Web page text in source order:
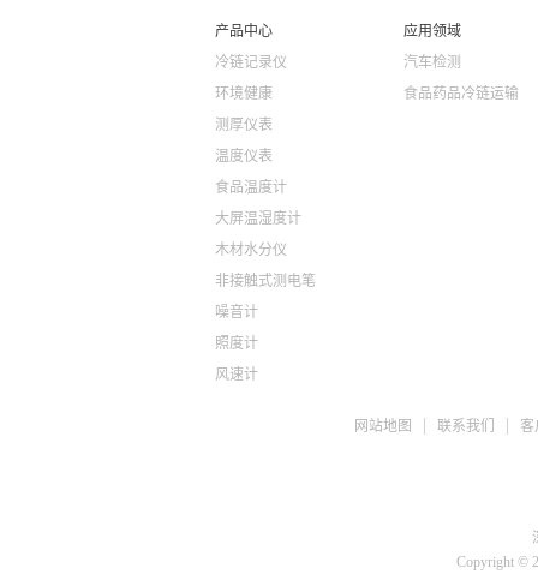
产品中心
冷链记录仪
环境健康
测厚仪表
温度仪表
食品温度计
大屏温湿度计
木材水分仪
非接触式测电笔
噪音计
照度计
风速计
应用领域
汽车检测
食品药品冷链运输
网站地图 联系我们 客
Copyright ©